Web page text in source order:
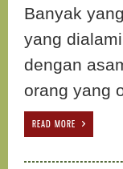
Banyak
yang
dengan
orang yang
READ MORE